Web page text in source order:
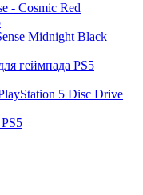
- Cosmic Red
Midnight Black
геймпада PS5
5 Disc Drive